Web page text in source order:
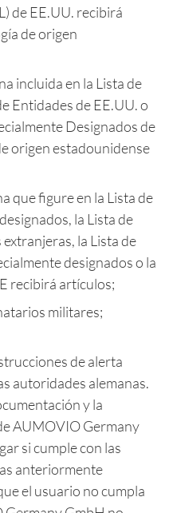
de EE.UU. recibirá
de origen
incluida en la Lista de
Entidades de EE.UU. o
Designados de
origen estadounidense
que figure en la Lista de
la Lista de
la Lista de
designados o la
recibirá artículos;
militares;
de alerta
autoridades alemanas.
y la
AUMOVIO Germany
si cumple con las
anteriormente
el usuario no cumpla